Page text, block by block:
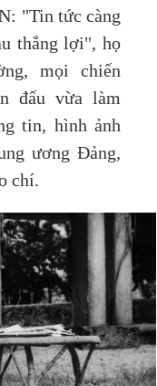
"Tin tức càng
thắng lợi", họ
mọi chiến
đấu vừa làm
tin, hình ảnh
ương Đảng,
chí.